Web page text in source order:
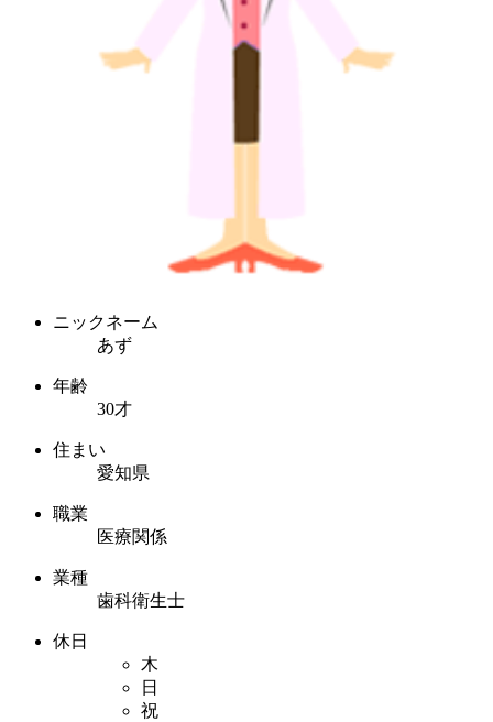
ニックネーム
あず
年齢
30才
住まい
愛知県
職業
医療関係
業種
歯科衛生士
休日
木
日
祝